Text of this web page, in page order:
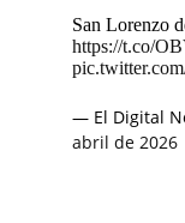
San Lorenzo
https://t.co/
— El Digital
abril de 2026